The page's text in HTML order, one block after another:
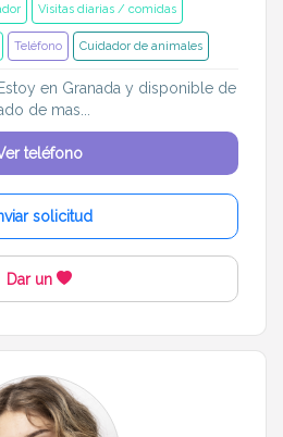
Visitas diarias / comidas
Teléfono Cuidador de animales
en Granada y disponible de
de mas...
teléfono
solicitud
Dar un